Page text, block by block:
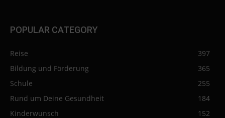
POPULAR CATEGORY
Reise
397
Bildung und Förderung
365
Schule
255
Rund um Deine Gesundheit
184
Kinderwunsch
152